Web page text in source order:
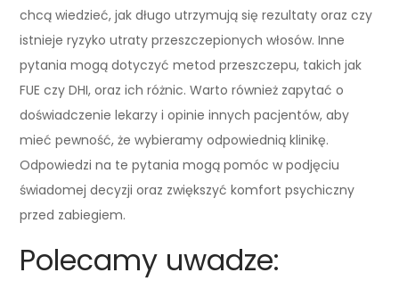
chcą wiedzieć, jak długo utrzymują się rezultaty oraz czy
istnieje ryzyko utraty przeszczepionych włosów. Inne
pytania mogą dotyczyć metod przeszczepu, takich jak
FUE czy DHI, oraz ich różnic. Warto również zapytać o
doświadczenie lekarzy i opinie innych pacjentów, aby
mieć pewność, że wybieramy odpowiednią klinikę.
Odpowiedzi na te pytania mogą pomóc w podjęciu
świadomej decyzji oraz zwiększyć komfort psychiczny
przed zabiegiem.
Polecamy uwadze: